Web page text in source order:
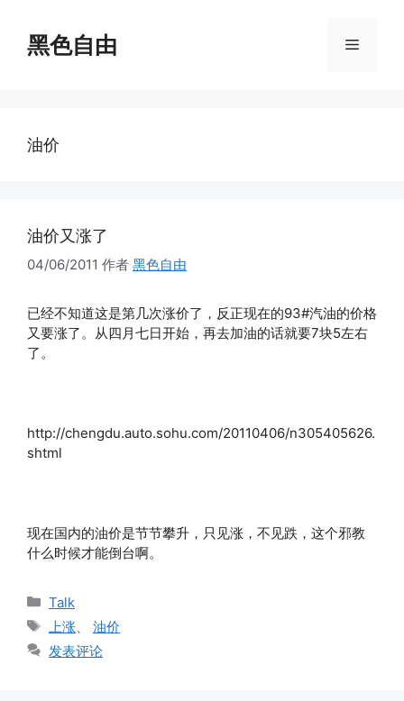
黑色自由 菜
油价
油价又涨了
04/06/2011 作者 黑色自由
已经不知道这是第几次涨价了，反正现在的93#汽油的价格
又要涨了。从四月七日开始，再去加油的话就要7块5左右
了。
http://chengdu.auto.sohu.com/20110406/n305405626.
shtml
现在国内的油价是节节攀升，只见涨，不见跌，这个邪教
什么时候才能倒台啊。
分
类
Talk
标
签
上涨
油价
发表评论